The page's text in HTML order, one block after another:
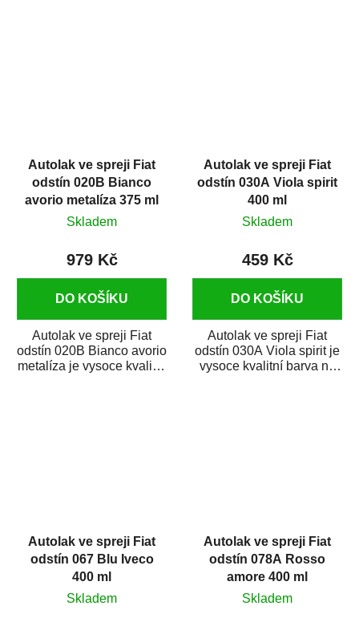
Autolak ve spreji Fiat
odstín 020B Bianco
avorio metalíza 375 ml
Skladem
979 Kč
DO KOŠÍKU
Autolak ve spreji Fiat
odstín 020B Bianco avorio
metalíza je vysoce kvalitní
Autolak ve spreji Fiat
odstín 030A Viola spirit
400 ml
Skladem
459 Kč
DO KOŠÍKU
Autolak ve spreji Fiat
odstín 030A Viola spirit je
vysoce kvalitní barva na
Autolak ve spreji Fiat
odstín 067 Blu Iveco
400 ml
Skladem
Autolak ve spreji Fiat
odstín 078A Rosso
amore 400 ml
Skladem